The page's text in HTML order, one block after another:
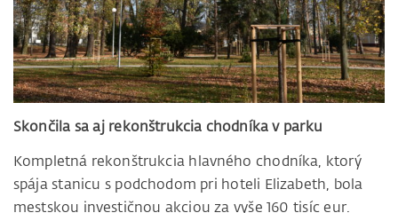
Skončila sa aj rekonštrukcia chodníka v parku
Kompletná rekonštrukcia hlavného chodníka, ktorý
spája stanicu s podchodom pri hoteli Elizabeth, bola
mestskou investičnou akciou za vyše 160 tisíc eur.